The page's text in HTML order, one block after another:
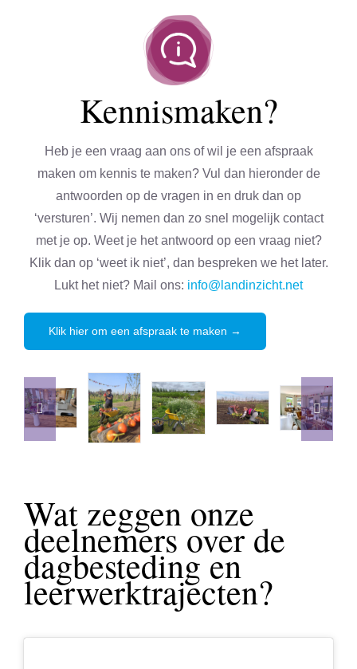
Kennismaken?
Heb je een vraag aan ons of wil je een afspraak
maken om kennis te maken? Vul dan hieronder de
antwoorden op de vragen in en druk dan op
‘versturen’. Wij nemen dan zo snel mogelijk contact
met je op. Weet je het antwoord op een vraag niet?
Klik dan op ‘weet ik niet’, dan bespreken we het later.
Lukt het niet? Mail ons: info@landinzicht.net
Klik hier om een afspraak te maken →
Wat zeggen onze
deelnemers over de
dagbesteding en
leerwerktrajecten?